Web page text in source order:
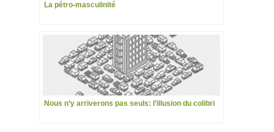
La pétro-masculinité
Nous n’y arriverons pas seuls: l’illusion du colibri